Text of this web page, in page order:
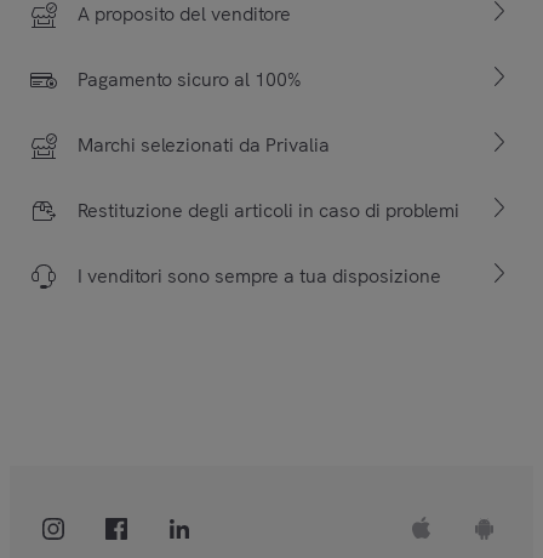
A proposito del venditore
Pagamento sicuro al 100%
Marchi selezionati da Privalia
Restituzione degli articoli in caso di problemi
I venditori sono sempre a tua disposizione